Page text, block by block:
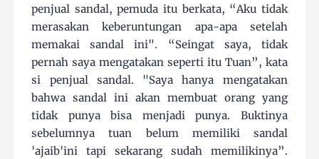
penjual sandal, pemuda itu berkata, “Aku tidak
merasakan keberuntungan apa-apa setelah
memakai sandal ini". “Seingat saya, tidak
pernah saya mengatakan seperti itu Tuan”, kata
si penjual sandal. "Saya hanya mengatakan
bahwa sandal ini akan membuat orang yang
tidak punya bisa menjadi punya. Buktinya
sebelumnya tuan belum memiliki sandal
'ajaib'ini tapi sekarang sudah memilikinya”.